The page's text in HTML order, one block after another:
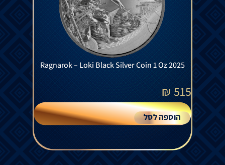
Ragnarok – Loki Black Silver Coin 1 Oz 2025
515
₪
הוספה לסל